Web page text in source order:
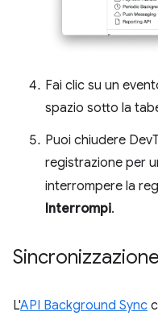
Fai clic su un
spazio sotto la
Puoi chiudere
registrazione per
interrompere la
Interrompi.
L'API Background Sync